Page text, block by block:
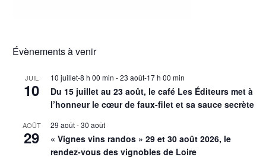
Évènements à venir
JUIL
10
10 juillet-8 h 00 min -23 août-17 h 00 min
Du 15 juillet au 23 août, le café Les Éditeurs met à
l’honneur le cœur de faux-filet et sa sauce secrète
AOÛT
29
29 août-30 août
« Vignes vins randos » 29 et 30 août 2026, le
rendez-vous des vignobles de Loire